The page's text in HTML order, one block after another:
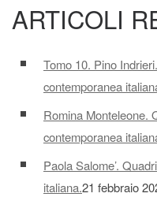
ARTICOLI
Tomo 10. Pino
contemporanea
Romina Monteleone.
contemporanea
Paola Salome’.
italiana.21 febbraio